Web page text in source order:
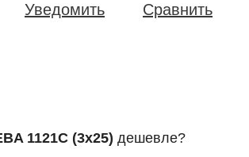
Уведомить Сравнить
1121C (3x25) дешевле?